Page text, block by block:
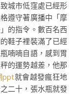
城市低窪處已經形
遵守著廣播中「摩
的指令。數百名西
鞋子裡裝滿了已經
喃喃自語，感到胃
的運勢越差，他那
ppt就會越發瘋狂地
二十，張水瓶就發